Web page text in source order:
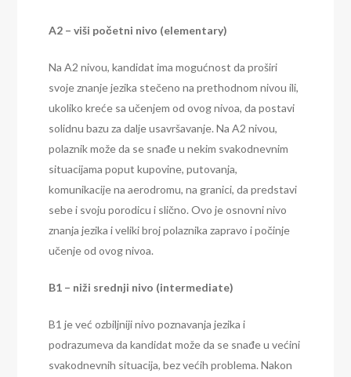
A2 – viši početni nivo (elementary)
Na A2 nivou, kandidat ima mogućnost da proširi
svoje znanje jezika stečeno na prethodnom nivou ili,
ukoliko kreće sa učenjem od ovog nivoa, da postavi
solidnu bazu za dalje usavršavanje. Na A2 nivou,
polaznik može da se snađe u nekim svakodnevnim
situacijama poput kupovine, putovanja,
komunikacije na aerodromu, na granici, da predstavi
sebe i svoju porodicu i slično. Ovo je osnovni nivo
znanja jezika i veliki broj polaznika zapravo i počinje
učenje od ovog nivoa.
B1 – niži srednji nivo (intermediate)
B1 je već ozbiljniji nivo poznavanja jezika i
podrazumeva da kandidat može da se snađe u većini
svakodnevnih situacija, bez većih problema. Nakon